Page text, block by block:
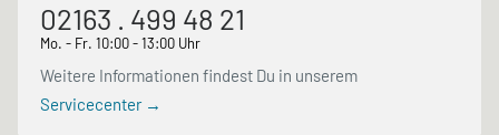
02163 . 499 48 21
Mo. - Fr. 10:00 - 13:00 Uhr
Weitere Informationen findest Du in unserem
Servicecenter →